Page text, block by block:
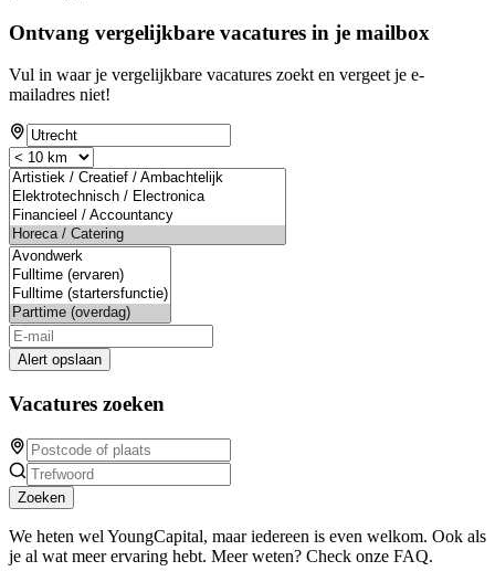
Ontvang vergelijkbare vacatures in je mailbox
Vul in waar je vergelijkbare vacatures zoekt en vergeet je e-
mailadres niet!
Alert opslaan
Vacatures zoeken
Zoeken
We heten wel YoungCapital, maar iedereen is even welkom. Ook als
je al wat meer ervaring hebt. Meer weten? Check onze FAQ.